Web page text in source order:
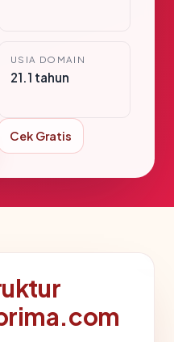
USIA DOMAIN
21.1 tahun
Cek Gratis